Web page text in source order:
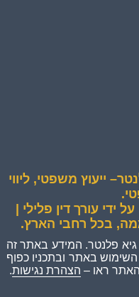
ייעוץ משפטי, ליווי
ידי עורך דין פלילי |
גיא פלנטר. המידע באתר זה
השימוש באתר ובתכניו כפוף
האתר ראו – הצהרת נגישות.